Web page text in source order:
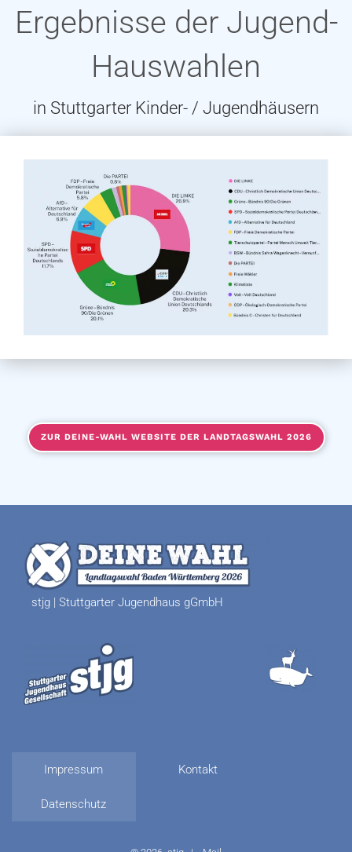
Ergebnisse der Jugend-
Hauswahlen
in Stuttgarter Kinder- / Jugendhäusern
ZUR DEINE-WAHL WEBSITE DER LANDTAGSWAHL 2026
stjg | Stuttgarter Jugendhaus gGmbH
Impressum Kontakt
Datenschutz